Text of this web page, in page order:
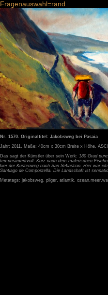
Fragenauswahl=rand
Nr. 1570. Originaltitel: Jakobsweg bei Pasaia
Jahr: 2011. Maße: 40cm x 30cm Breite x Höhe,
Das sagt der Künstler über sein Werk: 180 Grad
temperamentvoll: Kurz nach dem malerischen
hier der Küstenweg nach San Sebastian. Hier war
Santiago de Compostella. Die Landschaft ist
Metatags: jakobsweg, pilger, atlantik,